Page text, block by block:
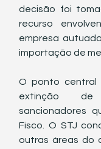
decisão foi
recurso
empresa
importação de
O ponto central
extinção de
sancionadores
Fisco. O STJ
outras áreas do